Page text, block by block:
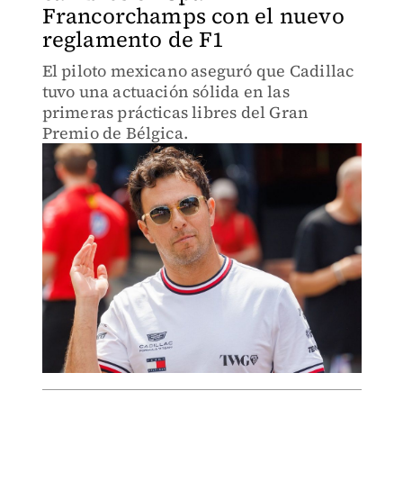
Francorchamps con el nuevo
reglamento de F1
El piloto mexicano aseguró que Cadillac
tuvo una actuación sólida en las
primeras prácticas libres del Gran
Premio de Bélgica.